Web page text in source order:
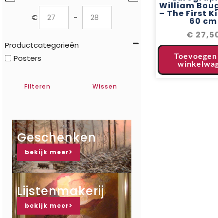
€ Minimum Price
-Maximum Price
Productcategorieën
Posters
Filteren Wissen
Geschenken
bekijk meer
Lijstenmakerij
bekijk meer
William
– The First
60 cm
€
Toevoegen